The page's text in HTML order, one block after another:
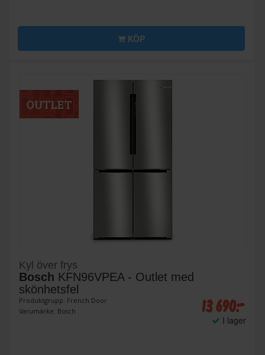
KÖP
Kyl över frys
Bosch KFN96VPEA - Outlet med
skönhetsfel
Produktgrupp: French Door
Varumärke: Bosch
13 690:-
I lager